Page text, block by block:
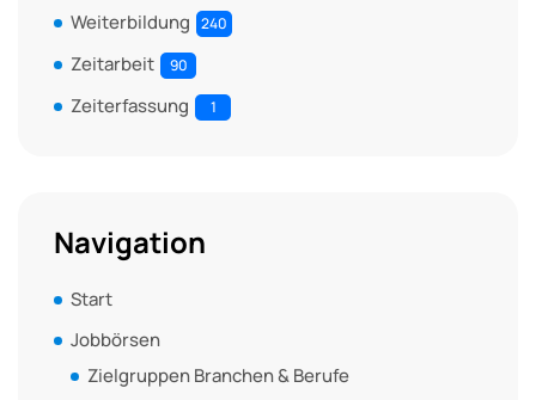
Weiterbildung 240
Zeitarbeit 90
Zeiterfassung 1
Navigation
Start
Jobbörsen
Zielgruppen Branchen & Berufe